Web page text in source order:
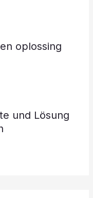
oplossing
und Lösung